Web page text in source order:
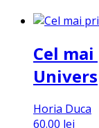
Cel
Univers
Horia Duca
60.00 lei